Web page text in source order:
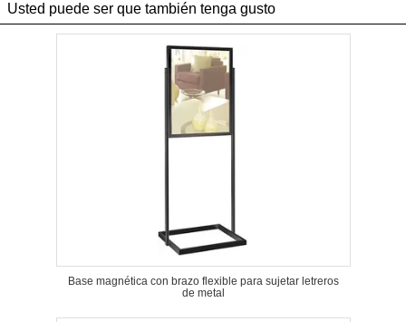
Usted puede ser que también tenga gusto
Base magnética con brazo flexible para sujetar letreros
de metal